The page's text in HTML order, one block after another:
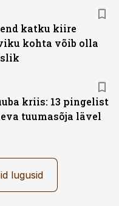
katku kiire
kohta võib olla
kriis: 13 pingelist
tuumasõja lävel
lugusid